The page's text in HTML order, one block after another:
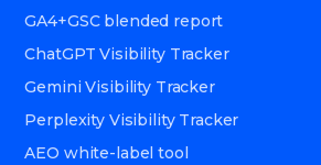
GA4+GSC blended report
ChatGPT Visibility Tracker
Gemini Visibility Tracker
Perplexity Visibility Tracker
AEO white-label tool